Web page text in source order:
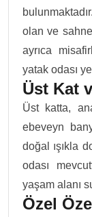
olan ve
ayrıca
yatak odası
Üst Kat
Üst katta,
ebeveyn
doğal ışıkla
odası
yaşam alanı
Özel